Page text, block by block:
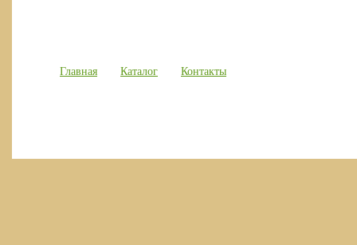
Главная Каталог Контакты